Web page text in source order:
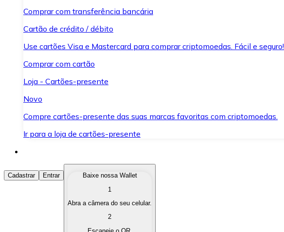
Comprar com transferência bancária
Cartão de crédito / débito
Use cartões Visa e Mastercard para comprar criptomoedas. Fácil e seguro!
Comprar com cartão
Loja - Cartões-presente
Novo
Compre cartões-presente das suas marcas favoritas com criptomoedas.
Ir para a loja de cartões-presente
Comprar Criptomoedas
Compre as criptomoedas de seu interesse de forma rápida e segura.
Converta suas criptomoedas em moeda fiduciária quando precisar.
Cadastrar Entrar
Baixe nossa Wallet
1
Abra a câmera do seu celular.
2